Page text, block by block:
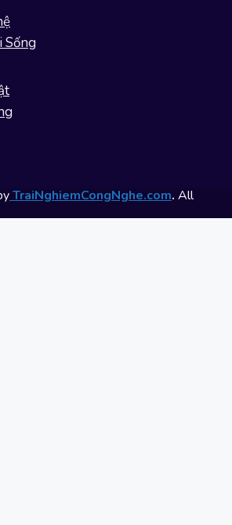
Sống
TraiNghiemCongNghe.com. All